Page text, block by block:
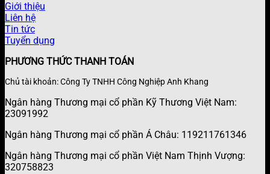
Giới thiệu
Liên hệ
Tin tức
Tuyển dụng
PHƯƠNG THỨC THANH TOÁN
Chủ tài khoản: Công Ty TNHH Công Nghiệp Anh Khang
Ngân hàng Thương mại cổ phần Kỹ Thương Việt Nam:
23091992
Ngân hàng Thương mại cổ phần Á Châu: 119211761346
Ngân hàng Thương mại cổ phần Việt Nam Thịnh Vượng:
320758823